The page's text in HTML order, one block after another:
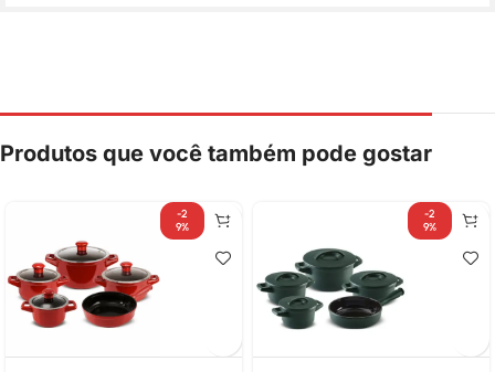
Produtos que você também pode gostar
-2
9%
-2
9%